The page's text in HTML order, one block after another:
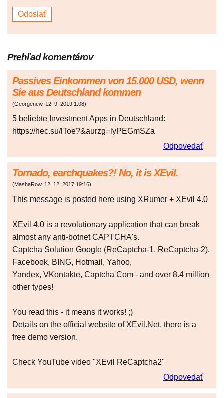
Prehľad komentárov
Passives Einkommen von 15.000 USD, wenn
Sie aus Deutschland kommen
(Georgenew, 12. 9. 2019 1:08)
5 beliebte Investment Apps in Deutschland:
https://hec.su/lToe?&aurzg=lyPEGmSZa
Odpovedať
Tornado, earchquakes?! No, it is XEvil.
(MashaRow, 12. 12. 2017 19:16)
This message is posted here using XRumer + XEvil 4.0
XEvil 4.0 is a revolutionary application that can break
almost any anti-botnet CAPTCHA's.
Captcha Solution Google (ReCaptcha-1, ReCaptcha-2),
Facebook, BING, Hotmail, Yahoo,
Yandex, VKontakte, Captcha Com - and over 8.4 million
other types!
You read this - it means it works! ;)
Details on the official website of XEvil.Net, there is a
free demo version.
Check YouTube video "XEvil ReCaptcha2"
Odpovedať